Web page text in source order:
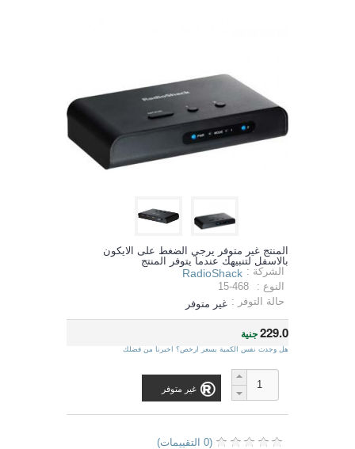
المنتج غير متوفر يرجي الضغط على الايكون
بالاسفل لتنبيهك عندما يتوفر المنتج
الشركة : RadioShack
النوع :
15-468
حالة التوفر : غير متوفر
229.0جنية
هل وجدت نفس الكمية بسعر ارخص؟ اخبرنا من فضلك
غير متوفر
(0 التقييمات)